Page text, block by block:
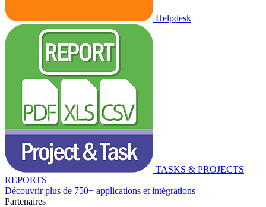
Helpdesk
TASKS & PROJECTS
REPORTS
Découvrir plus de 750+ applications et intégrations
Partenaires